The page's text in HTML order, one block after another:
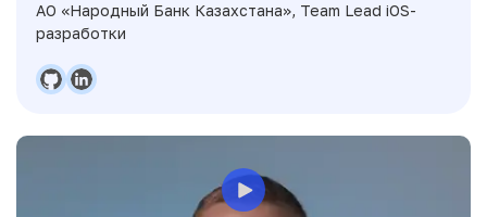
АО «Народный Банк Казахстана», Team Lead iOS-
разработки